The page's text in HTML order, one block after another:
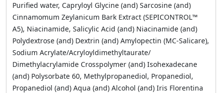
Purified water, Capryloyl Glycine (and) Sarcosine (and)
Cinnamomum Zeylanicum Bark Extract (SEPICONTROL™
A5), Niacinamide, Salicylic Acid (and) Niacinamide (and)
Polydextrose (and) Dextrin (and) Amylopectin (MC-Salicare),
Sodium Acrylate/Acryloyldimethyltaurate/
Dimethylacrylamide Crosspolymer (and) Isohexadecane
(and) Polysorbate 60, Methylpropanediol, Propanediol,
Propanediol (and) Aqua (and) Alcohol (and) Iris Florentina